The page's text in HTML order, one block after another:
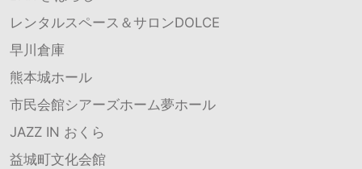
レンタルスペース＆サロンDOLCE
早川倉庫
熊本城ホール
市民会館シアーズホーム夢ホール
JAZZ IN おくら
益城町文化会館